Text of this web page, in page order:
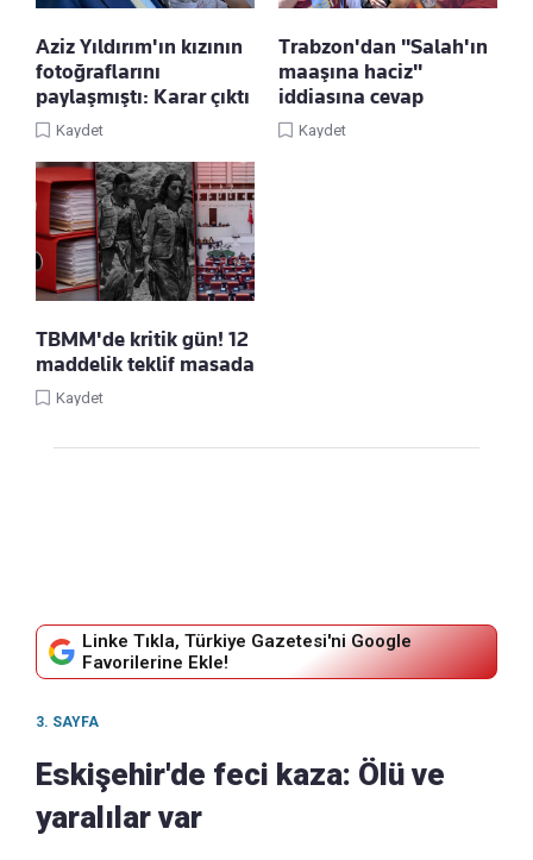
Aziz Yıldırım'ın kızının
fotoğraflarını
paylaşmıştı: Karar çıktı
Kaydet
Trabzon'dan "Salah'ın
maaşına haciz"
iddiasına cevap
Kaydet
TBMM'de kritik gün! 12
maddelik teklif masada
Kaydet
Linke Tıkla, Türkiye Gazetesi'ni Google
Favorilerine Ekle!
3. SAYFA
Eskişehir'de feci kaza: Ölü ve
yaralılar var